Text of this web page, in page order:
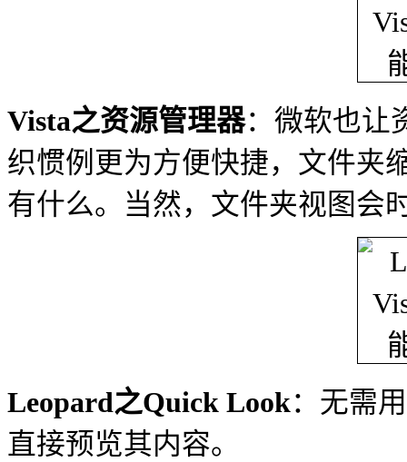
Vista之资源管理器：微软也让
织惯例更为方便快捷，文件夹
有什么。当然，文件夹视图会
Leopard之Quick Look：无需
直接预览其内容。